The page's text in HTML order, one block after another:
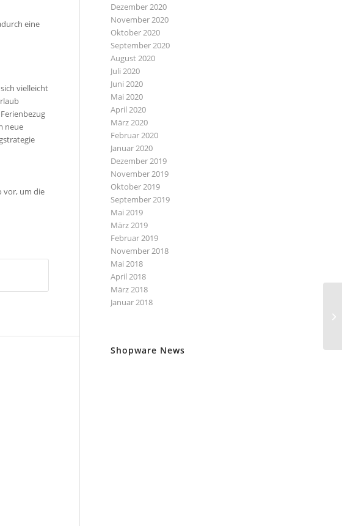
eine
vielleicht
neue
vor, um die
Dezember 2020
November 2020
Oktober 2020
September 2020
August 2020
Juli 2020
Juni 2020
Mai 2020
April 2020
März 2020
Februar 2020
Januar 2020
Dezember 2019
November 2019
Oktober 2019
September 2019
Mai 2019
März 2019
Februar 2019
November 2018
Mai 2018
April 2018
März 2018
Januar 2018
Shopware News